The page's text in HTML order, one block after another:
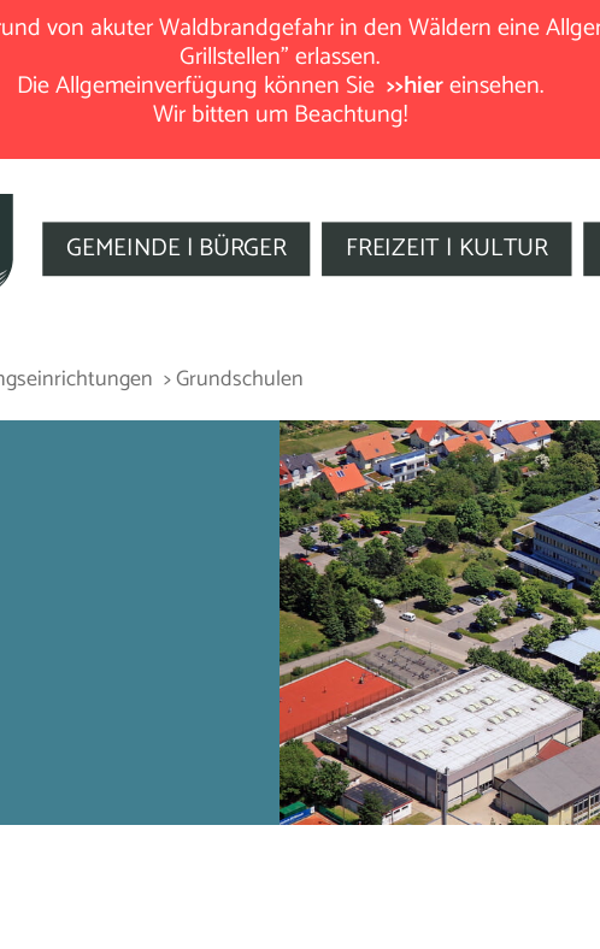
von akuter Waldbrandgefahr in den Wäldern eine
Grillstellen" erlassen.
Die Allgemeinverfügung können Sie >>hiereinsehen.
Wir bitten um Beachtung!
GEMEINDE | BÜRGER FREIZEIT | KULTUR
> Grundschulen